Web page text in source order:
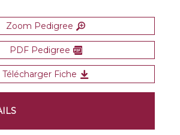
Zoom Pedigree
PDF Pedigree
Télécharger Fiche